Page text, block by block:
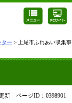
ター > 上尾市ふれあい収集事
新 ページID：0398901